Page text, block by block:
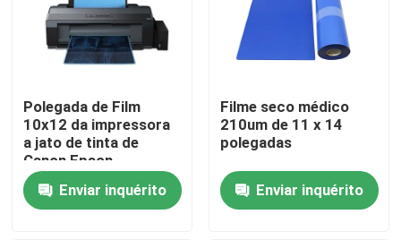
Controle de Qualidade
notícias
Todos os casos
Polegada de Film
10x12 da impressora
a jato de tinta de
Canon Epson
Enviar inquérito
Filme seco médico
210um de 11 x 14
polegadas
Enviar inquérito